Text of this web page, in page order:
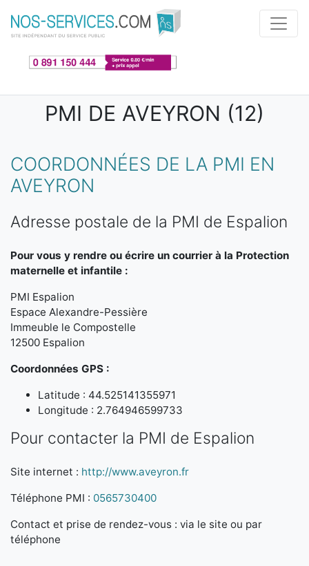
Aller au contenu principal
PMI DE AVEYRON (12)
COORDONNÉES DE LA PMI EN
AVEYRON
Adresse postale de la PMI de Espalion
Pour vous y rendre ou écrire un courrier à la Protection
maternelle et infantile :
PMI Espalion
Espace Alexandre-Pessière
Immeuble le Compostelle
12500 Espalion
Coordonnées GPS :
Latitude : 44.525141355971
Longitude : 2.764946599733
Pour contacter la PMI de Espalion
Site internet : http://www.aveyron.fr
Téléphone PMI : 0565730400
Contact et prise de rendez-vous : via le site ou par
téléphone